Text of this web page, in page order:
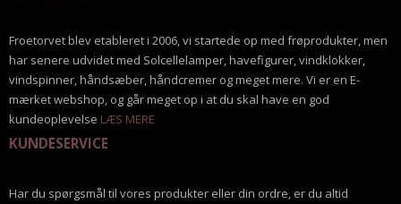
Froetorvet blev etableret i 2006, vi startede op med frøprodukter, men
har senere udvidet med Solcellelamper, havefigurer, vindklokker,
vindspinner, håndsæber, håndcremer og meget mere. Vi er en E-
mærket webshop, og går meget op i at du skal have en god
kundeoplevelse LÆS MERE
KUNDESERVICE
Har du spørgsmål til vores produkter eller din ordre, er du altid